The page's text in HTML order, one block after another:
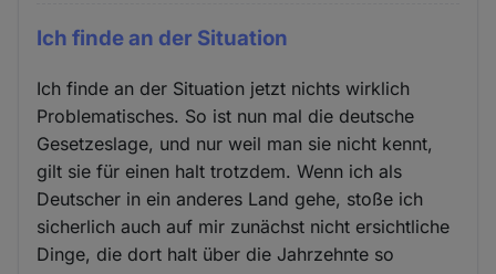
Ich finde an der Situation
Ich finde an der Situation jetzt nichts wirklich
Problematisches. So ist nun mal die deutsche
Gesetzeslage, und nur weil man sie nicht kennt,
gilt sie für einen halt trotzdem. Wenn ich als
Deutscher in ein anderes Land gehe, stoße ich
sicherlich auch auf mir zunächst nicht ersichtliche
Dinge, die dort halt über die Jahrzehnte so